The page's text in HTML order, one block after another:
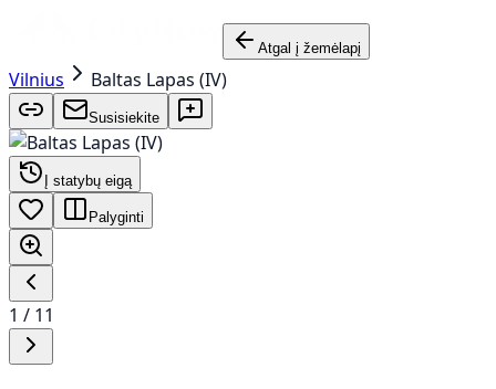
Atgal į žemėlapį
Vilnius Baltas Lapas (IV)
Susisiekite
Į statybų eigą
Palyginti
1 / 11